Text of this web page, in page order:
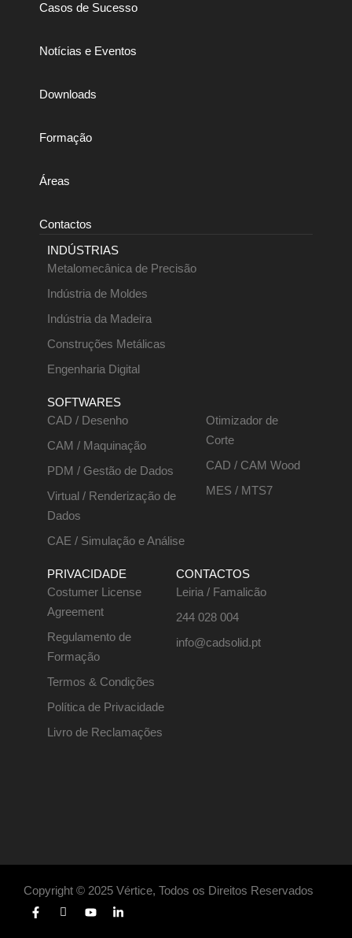
Casos de Sucesso
Notícias e Eventos
Downloads
Formação
Áreas
Contactos
INDÚSTRIAS
Metalomecânica de Precisão
Indústria de Moldes
Indústria da Madeira
Construções Metálicas
Engenharia Digital
SOFTWARES
CAD / Desenho
CAM / Maquinação
PDM / Gestão de Dados
Virtual / Renderização de
Dados
CAE / Simulação e Análise
Otimizador de
Corte
CAD / CAM Wood
MES / MTS7
PRIVACIDADE
Costumer License
Agreement
Regulamento de
Formação
Termos & Condições
Política de Privacidade
Livro de Reclamações
CONTACTOS
Leiria / Famalicão
244 028 004
info@cadsolid.pt
Copyright © 2025 Vértice, Todos os Direitos Reservados